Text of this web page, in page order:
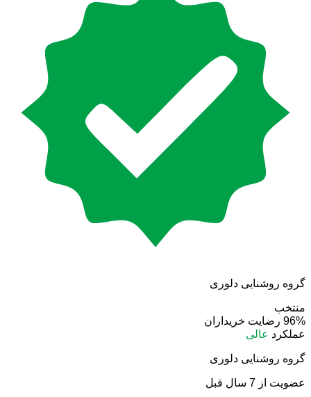
گروه روشنایی دلوری
منتخب
96% رضایت خریداران
عملکرد عالی
گروه روشنایی دلوری
عضویت از 7 سال قبل